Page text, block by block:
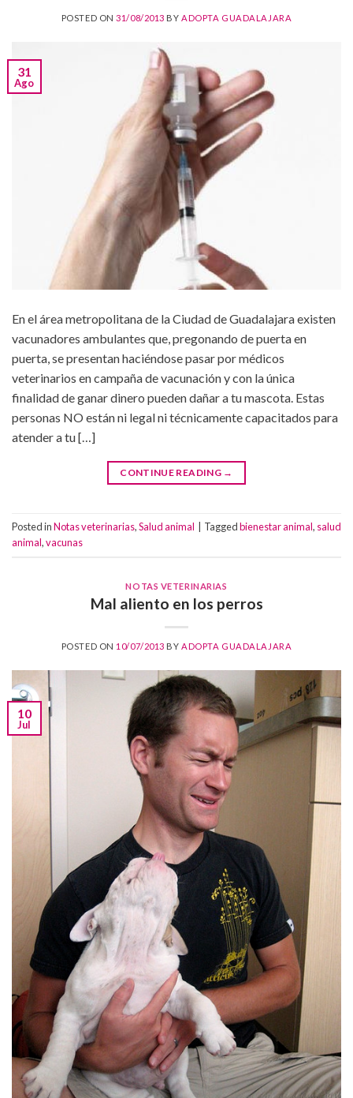
POSTED ON31/08/2013 BYADOPTA GUADALAJARA
31
Ago
En el área metropolitana de la Ciudad de Guadalajara existen
vacunadores ambulantes que, pregonando de puerta en
puerta, se presentan haciéndose pasar por médicos
veterinarios en campaña de vacunación y con la única
finalidad de ganar dinero pueden dañar a tu mascota. Estas
personas NO están ni legal ni técnicamente capacitados para
atender a tu […]
CONTINUE READING →
Posted inNotas veterinarias,Salud animal Taggedbienestar animal, salud
animal,vacunas
NOTAS VETERINARIAS
Mal aliento en los perros
POSTED ON 10/07/2013 BYADOPTA GUADALAJARA
10
Jul